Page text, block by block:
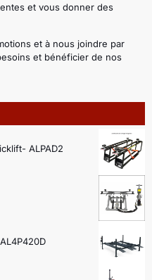
et vous donner des
et à nous joindre par
et bénéficier de nos
ALPAD2